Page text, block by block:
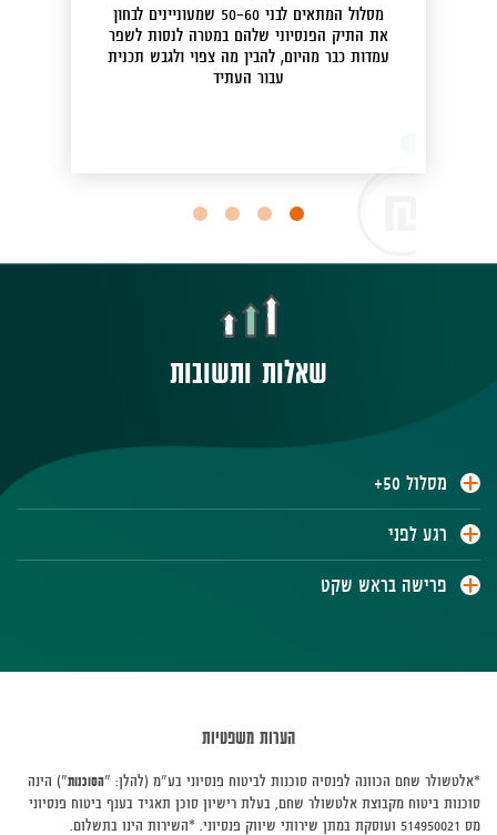
מסלול המתאים לבני 50-60 שמעוניינים לבחון
את התיק הפנסיוני שלהם במטרה לנסות לשפר
עמדות כבר מהיום, להבין מה צפוי ולגבש תכנית
עבור העתיד
שאלות ותשובות
מסלול 50+
רגע לפני
פרישה בראש שקט
הערות משפטיות
*אלטשולר שחם הכוונה לפנסיה סוכנות לביטוח פנסיוני בע"מ (להלן: "הסוכנות") הינה
סוכנות ביטוח מקבוצת אלטשולר שחם, בעלת רישיון סוכן תאגיד בענף ביטוח פנסיוני
מס 514950021 ועוסקת במתן שירותי שיווק פנסיוני. *השירות הינו בתשלום.